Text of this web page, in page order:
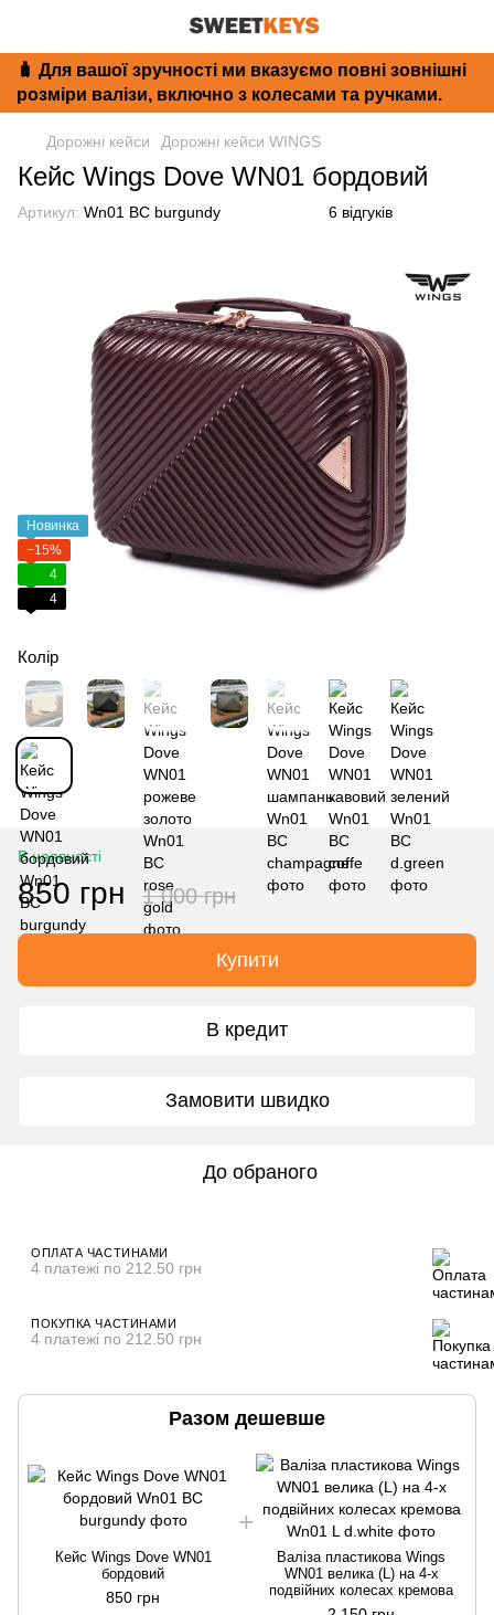
🧳 Для вашої зручності ми вказуємо повні зовнішні
розміри валізи, включно з колесами та ручками.
Дорожні кейси Дорожні кейси WINGS
Кейс Wings Dove WN01 бордовий
Артикул: Wn01 BC burgundy 6 відгуків
Новинка
−15%
4
4
Колір
В наявності
850 грн 1 000 грн
Купити
В кредит
Замовити швидко
До обраного
ОПЛАТА ЧАСТИНАМИ
4 платежі по 212.50 грн
ПОКУПКА ЧАСТИНАМИ
4 платежі по 212.50 грн
Разом дешевше
Кейс Wings Dove WN01
бордовий
850 грн
Валіза пластикова Wings
WN01 велика (L) на 4-х
подвійних колесах кремова